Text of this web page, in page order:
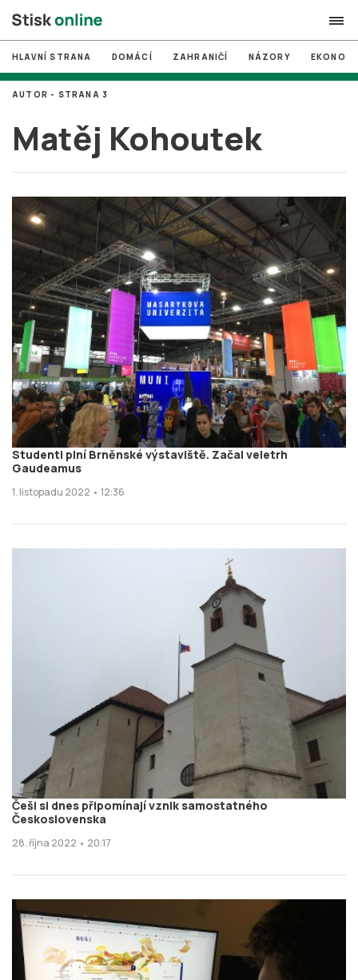
search
# MUNI
# Brno
# volby
login PŘIHLÁSIT SE
Zapomněli jste heslo?
Založit nový účet
HLAVNÍ STRANA DOMÁCÍ ZAHRANIČÍ NÁZORY
Matěj Kohoutek
AUTOR - STRANA 3
Studenti plní Brněnské výstaviště. Začal veletrh
Gaudeamus
1. listopadu 2022 • 12:36
Češi si dnes připomínají vznik samostatného
Československa
28. října 2022 • 20:17